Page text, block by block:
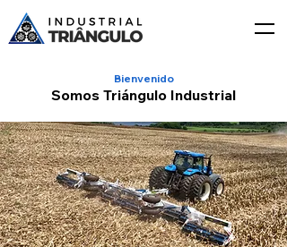
Bienvenido
Somos Triángulo Industrial